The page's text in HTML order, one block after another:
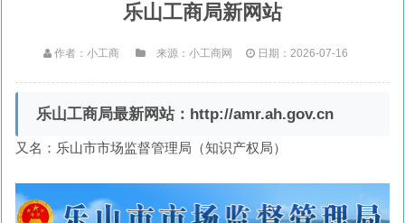
乐山工商局新网站
作者：小工商 来源：小工商网 日期：2026-07-16
乐山工商局最新网站： http://amr.ah.gov.cn
又名：乐山市市场监督管理局（知识产权局）